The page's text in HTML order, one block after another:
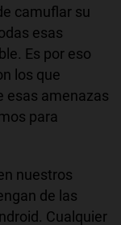
camuflar su
esas
Es por eso
los que
esas amenazas
para
nuestros
de las
Cualquier